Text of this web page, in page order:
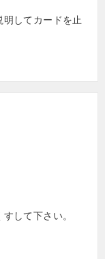
してカードを止
して下さい。